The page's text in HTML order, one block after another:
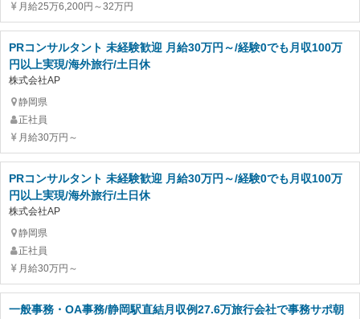
月給25万6,200円～32万円
PRコンサルタント 未経験歓迎 月給30万円～/経験0でも月収100万
円以上実現/海外旅行/土日休
株式会社AP
静岡県
正社員
月給30万円～
PRコンサルタント 未経験歓迎 月給30万円～/経験0でも月収100万
円以上実現/海外旅行/土日休
株式会社AP
静岡県
正社員
月給30万円～
一般事務・OA事務/静岡駅直結月収例27.6万旅行会社で事務サポ朝